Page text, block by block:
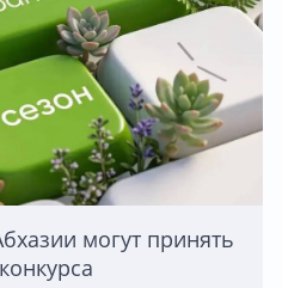
могут принять